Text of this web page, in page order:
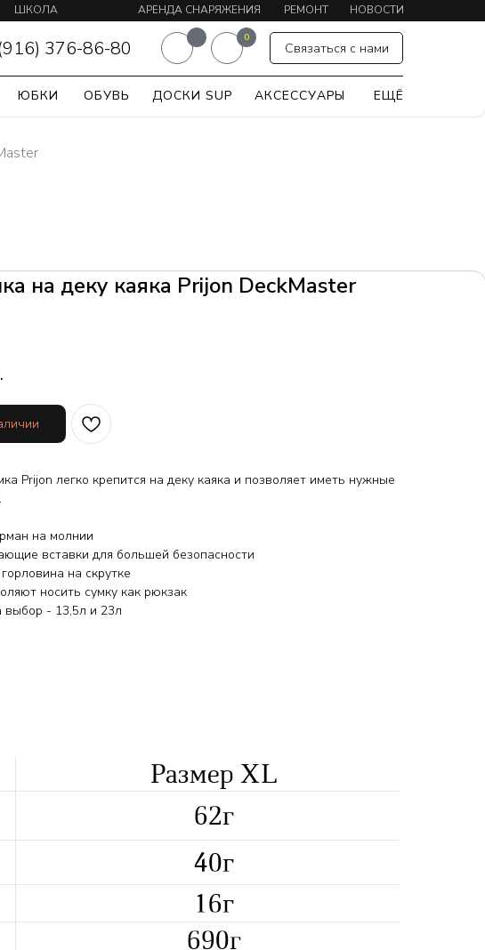
ШКОЛА
КАЯКИНГА
АРЕНДА СНАРЯЖЕНИЯ РЕМОНТ НОВОСТИ
Связаться с нами
376-86-80
ОБУВЬ
ЮБКИ ДОСКИ SUP АКСЕССУАРЫ ЕЩЁ
0
на деку каяка Prijon DeckMaster
Prijon легко крепится на деку каяка и позволяет иметь нужные
на молнии
вставки для большей безопасности
на скрутке
носить сумку как рюкзак
выбор - 13,5л и 23л